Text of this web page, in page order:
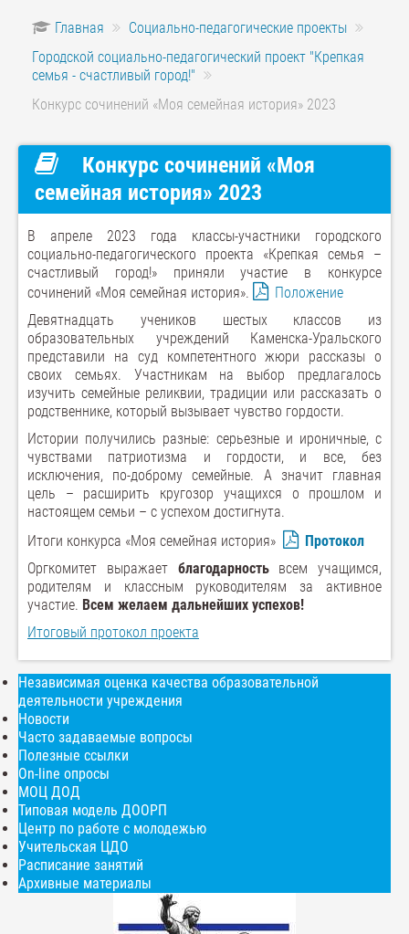
Главная
Социально-педагогические проекты
Городской социально-педагогический проект "Крепкая
семья - счастливый город!"
Конкурс сочинений «Моя семейная история» 2023
Конкурс сочинений «Моя
семейная история» 2023
В апреле 2023 года классы-участники городского
социально-педагогического проекта «Крепкая семья –
счастливый город!» приняли участие в конкурсе
сочинений «Моя семейная история».
Положение
Девятнадцать учеников шестых классов из
образовательных учреждений Каменска-Уральского
представили на суд компетентного жюри рассказы о
своих семьях. Участникам на выбор предлагалось
изучить семейные реликвии, традиции или рассказать о
родственнике, который вызывает чувство гордости.
Истории получились разные: серьезные и ироничные, с
чувствами патриотизма и гордости, и все, без
исключения, по-доброму семейные. А значит главная
цель – расширить кругозор учащихся о прошлом и
настоящем семьи – с успехом достигнута.
Итоги конкурса «Моя семейная история»
Протокол
Оргкомитет выражает благодарностьвсем учащимся,
родителям и классным руководителям за активное
участие. Всем желаем дальнейших успехов!
Итоговый протокол проекта
Независимая оценка качества образовательной
деятельности учреждения
Новости
Часто задаваемые вопросы
Полезные ссылки
On-line опросы
МОЦ ДОД
Типовая модель ДООРП
Центр по работе с молодежью
Учительская ЦДО
Расписание занятий
Архивные материалы